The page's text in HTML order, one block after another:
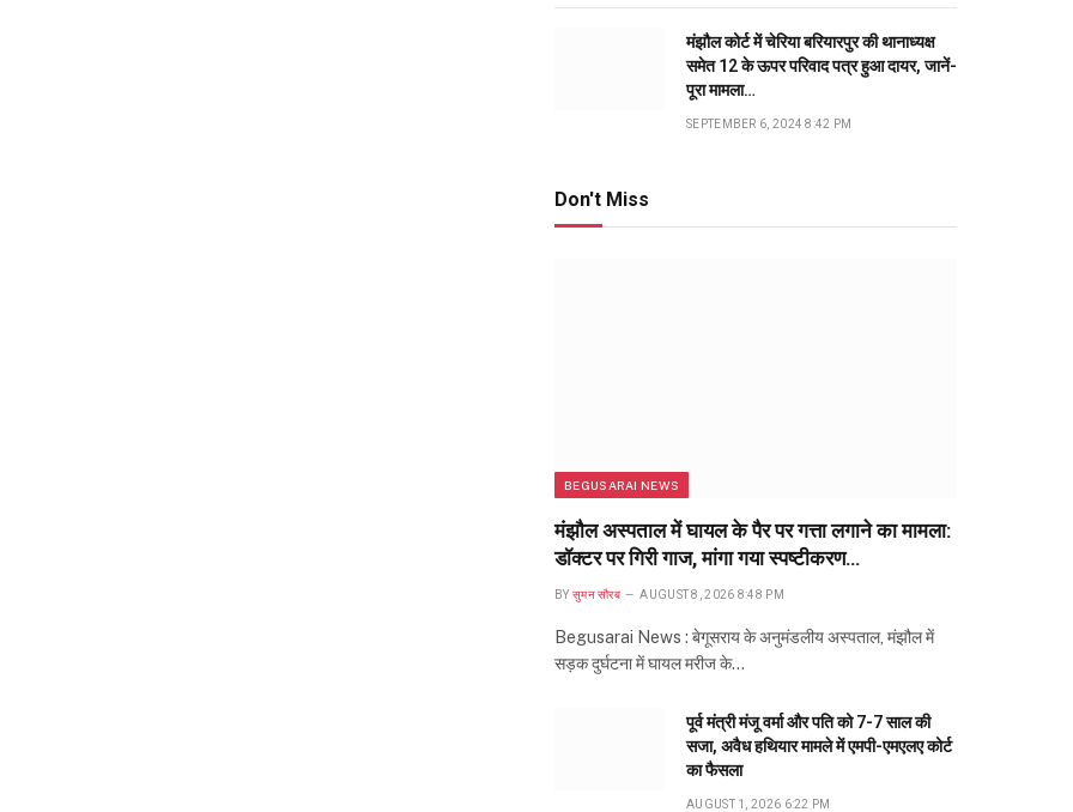
मंझौल कोर्ट में चेरिया बरियारपुर की थानाध्यक्ष
समेत 12 के ऊपर परिवाद पत्र हुआ दायर, जानें-
पूरा मामला…
SEPTEMBER 6, 2024 8:42 PM
Don't Miss
BEGUSARAI NEWS
मंझौल अस्पताल में घायल के पैर पर गत्ता लगाने का मामला:
डॉक्टर पर गिरी गाज, मांगा गया स्पष्टीकरण…
BY सुमन सौरब AUGUST 8, 2026 8:48 PM
Begusarai News : बेगूसराय के अनुमंडलीय अस्पताल, मंझौल में
सड़क दुर्घटना में घायल मरीज के…
पूर्व मंत्री मंजू वर्मा और पति को 7-7 साल की
सजा, अवैध हथियार मामले में एमपी-एमएलए कोर्ट
का फैसला
AUGUST 1, 2026 6:22 PM